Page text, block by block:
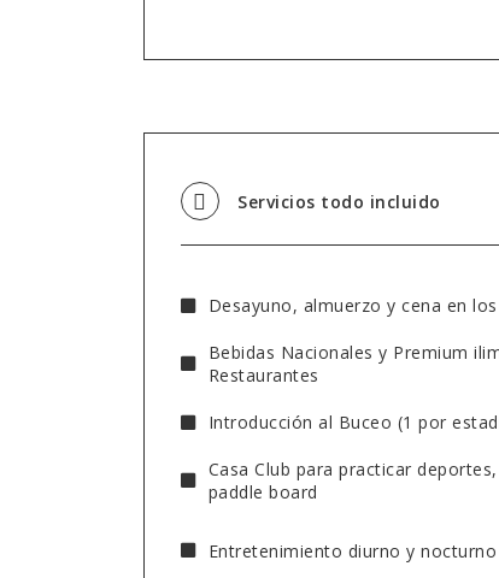
Servicios todo incluido
Desayuno, almuerzo y cena en
Bebidas Nacionales y Premium
Restaurantes
Introducción al Buceo (1 por
Casa Club para practicar
paddle board
Entretenimiento diurno y